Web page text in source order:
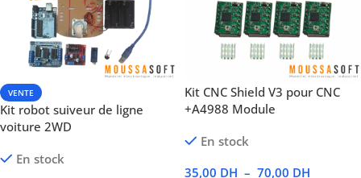
VENTE
Kit robot suiveur de ligne
voiture 2WD
En stock
Kit CNC Shield V3 pour CNC
+A4988 Module
En stock
35,00 DH – 70,00 DH